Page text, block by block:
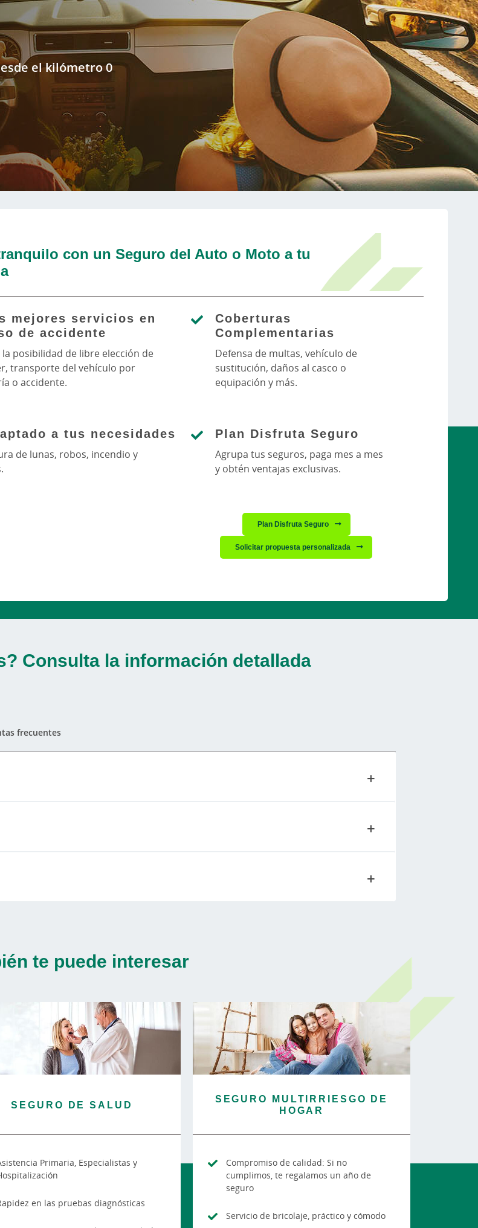
el kilómetro 0
con un Seguro del Auto o Moto a tu
mejores servicios en
de accidente
la posibilidad de libre elección de
transporte del vehículo por
o accidente.
Coberturas
Complementarias
Defensa de multas, vehículo de
sustitución, daños al casco o
equipación y más.
a tus necesidades
de lunas, robos, incendio y
Plan Disfruta Seguro
Agrupa tus seguros, paga mes a mes
y obtén ventajas exclusivas.
Plan Disfruta Seguro
Solicitar propuesta personalizada
Consulta la información detallada
frecuentes
te puede interesar
SEGURO DE SALUD
Primaria, Especialistas y
en las pruebas diagnósticas
SEGURO MULTIRRIESGO DE
HOGAR
Compromiso de calidad: Si no
cumplimos, te regalamos un año de
seguro
Servicio de bricolaje, práctico y cómodo